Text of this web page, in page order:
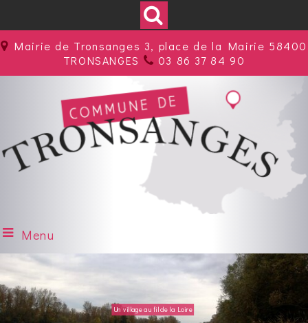
Mairie de Tronsanges 3, place de la Mairie 58400
TRONSANGES
03 86 37 84 90
Menu
Un village au fil de la Loire